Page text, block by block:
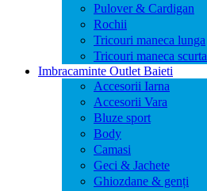
Pulover & Cardigan
Rochii
Tricouri maneca lunga
Tricouri maneca scurta
Imbracaminte Outlet Baieti
Accesorii Iarna
Accesorii Vara
Bluze sport
Body
Camasi
Geci & Jachete
Ghiozdane & genți